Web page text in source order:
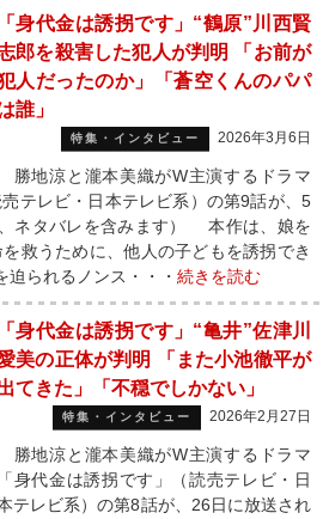
「身代金は誘拐です」“鶴原”川西賢
郎を殺害した犯人が判明 「お前が
人だったのか」「蒼空くんのパパ
誰」
特集・インタビュー 2026年3月6日
勝地涼と瀧本美織がW主演するドラマ
売テレビ・日本テレビ系）の第9話が、5
ネタバレを含みます） 本作は、娘を
救うために、他人の子どもを誘拐でき
られるノンス・・・ 続きを読む
「身代金は誘拐です」“亀井”佐津川
美の正体が判明 「また小池徹平が
てきた」「不穏でしかない」
特集・インタビュー 2026年2月27日
勝地涼と瀧本美織がW主演するドラマ
「身代金は誘拐です」（読売テレビ・日
テレビ系）の第8話が、26日に放送され